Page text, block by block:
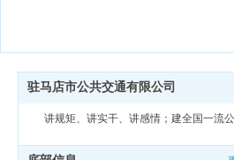
驻马店市公共交通有限公司
讲规矩、讲实干、讲感情；建全国一流